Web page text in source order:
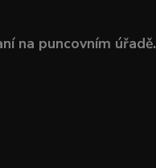
na puncovním úřadě.